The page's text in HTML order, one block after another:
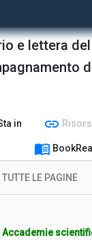
e lettera
in link
menu_book
TUTTE LE PAGINE